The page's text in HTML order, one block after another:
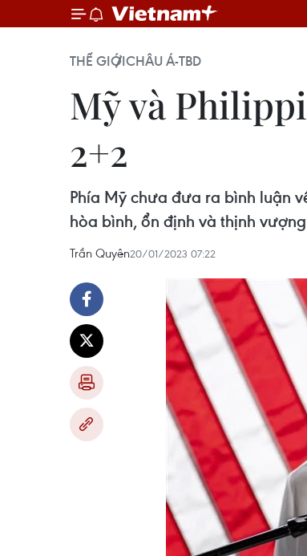
THẾ GIỚICHÂU Á-TBD
Mỹ và
2+2
Phía Mỹ chưa đưa ra bình luận
hòa bình, ổn định và thịnh
Trần Quyên20/01/2023 07:22